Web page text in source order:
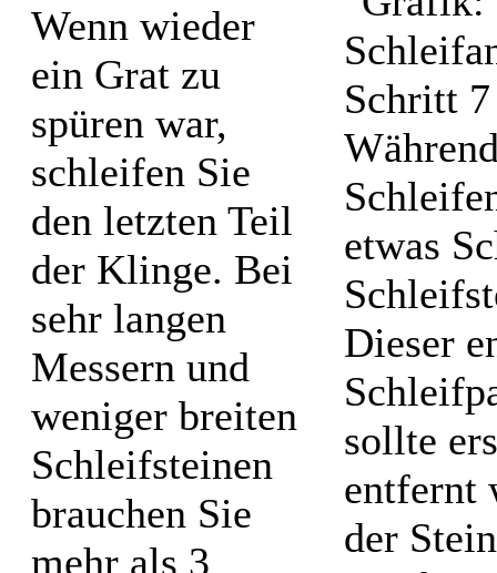
Wenn wieder
ein Grat zu
spüren war,
schleifen Sie
den letzten Teil
der Klinge. Bei
sehr langen
Messern und
weniger breiten
Schleifsteinen
brauchen Sie
mehr als 3
etwas
Dieser
sollte
entfernt
der